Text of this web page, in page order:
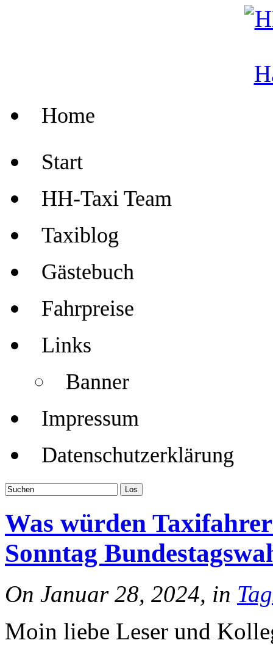
Home
Start
HH-Taxi Team
Taxiblog
Gästebuch
Fahrpreise
Links
Banner
Impressum
Datenschutzerklärung
Was würden
Sonntag
On Januar 28, 2024, in
Moin liebe Leser und